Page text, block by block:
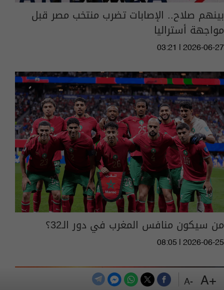
+A
-A
بينهم صلاح.. الإصابات تضرب منتخب مصر قبل
مواجهة أستراليا
03:21 | 2026-06-27
من سيكون منافس المغرب في دور الـ32؟
08:05 | 2026-06-25